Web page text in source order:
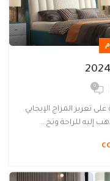
0
نوم 2024 لديه القدرة على تعزيز المزاج الإيجابي.
إليه للراحة وتخ...